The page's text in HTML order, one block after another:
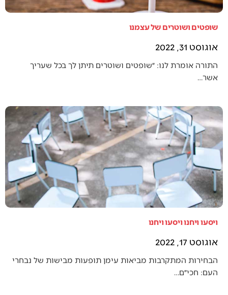
שופטים ושוטרים של עצמנו
אוגוסט 31, 2022
התורה אומרת לנו: ״שופטים ושוטרים תיתן לך בכל שעריך
אשר…
ויסעו ויחנו ויסעו ויחנו
אוגוסט 17, 2022
הבחירות המתקרבות מביאות עימן תופעות מבישות של נבחרי
העם: חכי״ם…